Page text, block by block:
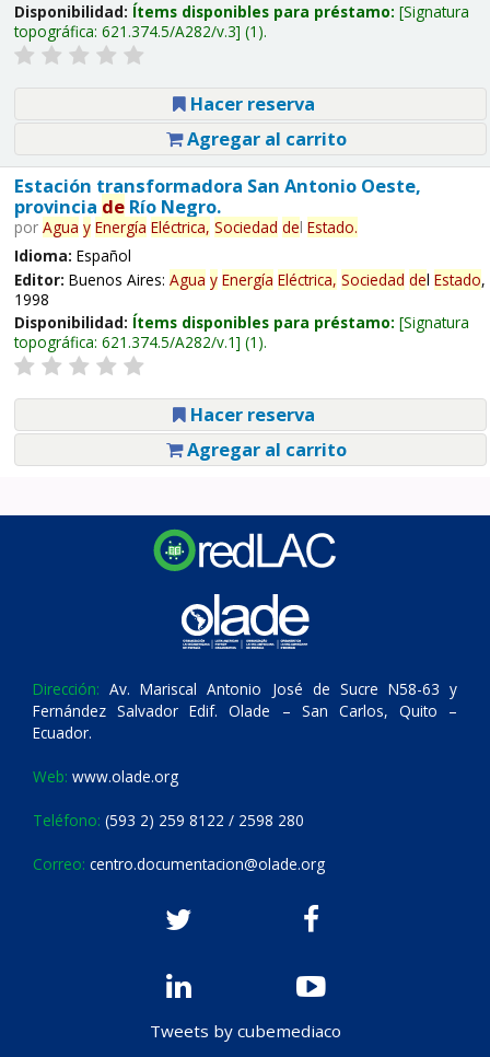
Disponibilidad: Ítems disponibles para préstamo: Signatura
topográfica: 621.374.5/A282/v.3 (1).
Hacer reserva
Agregar al carrito
Estación transformadora San Antonio Oeste,
provincia deRío Negro.
por Agua y Energía Eléctrica, Sociedad del Estado.
Idioma: Español
Editor: Buenos Aires: Agua y Energía Eléctrica, Sociedad del Estado,
1998
Disponibilidad: Ítems disponibles para préstamo: Signatura
topográfica: 621.374.5/A282/v.1 (1).
Hacer reserva
Agregar al carrito
Dirección: Av. Mariscal Antonio José de Sucre N58-63 y
Fernández Salvador Edif. Olade – San Carlos, Quito –
Ecuador.
Web: www.olade.org
Teléfono: (593 2) 259 8122 / 2598 280
Correo: centro.documentacion@olade.org
Tweets by cubemediaco